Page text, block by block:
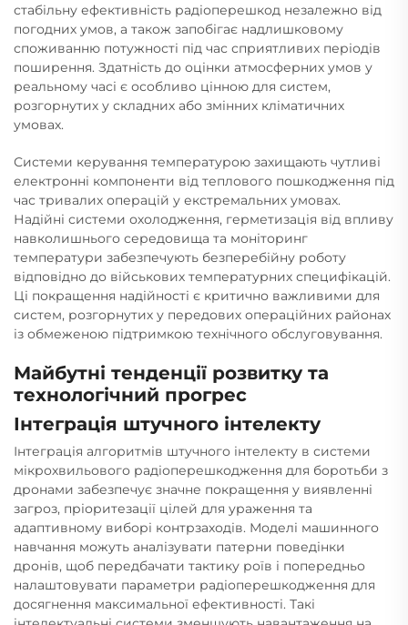
стабільну ефективність радіоперешкод незалежно від
погодних умов, а також запобігає надлишковому
споживанню потужності під час сприятливих періодів
поширення. Здатність до оцінки атмосферних умов у
реальному часі є особливо цінною для систем,
розгорнутих у складних або змінних кліматичних
умовах.
Системи керування температурою захищають чутливі
електронні компоненти від теплового пошкодження під
час тривалих операцій у екстремальних умовах.
Надійні системи охолодження, герметизація від впливу
навколишнього середовища та моніторинг
температури забезпечують безперебійну роботу
відповідно до військових температурних специфікацій.
Ці покращення надійності є критично важливими для
систем, розгорнутих у передових операційних районах
із обмеженою підтримкою технічного обслуговування.
Майбутні тенденції розвитку та
технологічний прогрес
Інтеграція штучного інтелекту
Інтеграція алгоритмів штучного інтелекту в системи
мікрохвильового радіоперешкодження для боротьби з
дронами забезпечує значне покращення у виявленні
загроз, пріоритезації цілей для ураження та
адаптивному виборі контрзаходів. Моделі машинного
навчання можуть аналізувати патерни поведінки
дронів, щоб передбачати тактику роїв і попередньо
налаштовувати параметри радіоперешкодження для
досягнення максимальної ефективності. Такі